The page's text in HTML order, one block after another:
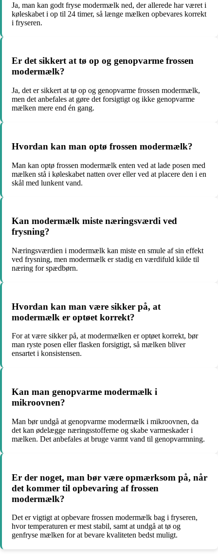
Ja, man kan godt fryse modermælk ned, der allerede har været i
køleskabet i op til 24 timer, så længe mælken opbevares korrekt
i fryseren.
Er det sikkert at tø op og genopvarme frossen
modermælk?
Ja, det er sikkert at tø op og genopvarme frossen modermælk,
men det anbefales at gøre det forsigtigt og ikke genopvarme
mælken mere end én gang.
Hvordan kan man optø frossen modermælk?
Man kan optø frossen modermælk enten ved at lade posen med
mælken stå i køleskabet natten over eller ved at placere den i en
skål med lunkent vand.
Kan modermælk miste næringsværdi ved
frysning?
Næringsværdien i modermælk kan miste en smule af sin effekt
ved frysning, men modermælk er stadig en værdifuld kilde til
næring for spædbørn.
Hvordan kan man være sikker på, at
modermælk er optøet korrekt?
For at være sikker på, at modermælken er optøet korrekt, bør
man ryste posen eller flasken forsigtigt, så mælken bliver
ensartet i konsistensen.
Kan man genopvarme modermælk i
mikroovnen?
Man bør undgå at genopvarme modermælk i mikroovnen, da
det kan ødelægge næringsstofferne og skabe varmeskader i
mælken. Det anbefales at bruge varmt vand til genopvarmning.
Er der noget, man bør være opmærksom på, når
det kommer til opbevaring af frossen
modermælk?
Det er vigtigt at opbevare frossen modermælk bag i fryseren,
hvor temperaturen er mest stabil, samt at undgå at tø og
genfryse mælken for at bevare kvaliteten bedst muligt.